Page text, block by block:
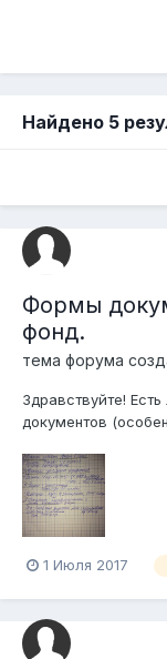
Найдено 5
Формы
фонд.
тема форума
Здравствуйте!
документов
при регистрации?
1 Июля 2017